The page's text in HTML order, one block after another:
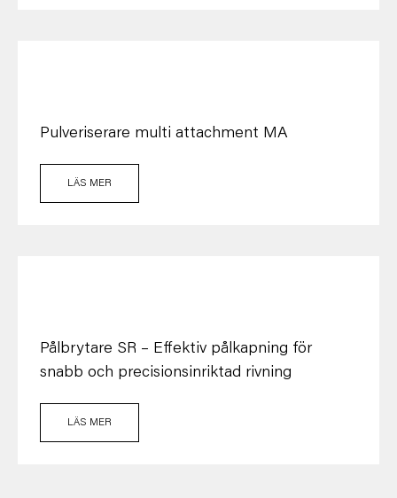
Pulveriserare multi attachment MA
LÄS MER
Pålbrytare SR – Effektiv pålkapning för
snabb och precisionsinriktad rivning
LÄS MER